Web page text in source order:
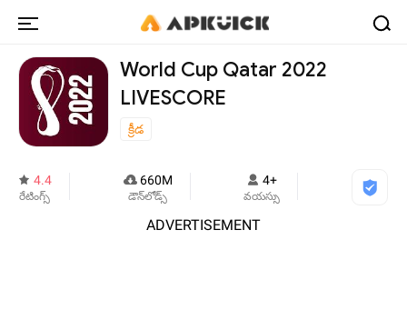
World Cup Qatar 2022
LIVESCORE
క్రీడ
4.4
రేటింగ్స్
660M
డౌన్‌లోడ్స్
4+
వయస్సు
ADVERTISEMENT